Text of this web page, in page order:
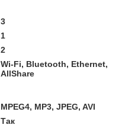
3
1
2
Wi-Fi, Bluetooth, Ethernet,
AllShare
MPEG4, MP3, JPEG, AVI
Так